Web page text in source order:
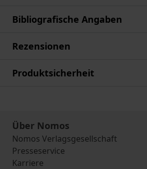
Bibliografische Angaben
Rezensionen
Produktsicherheit
Über Nomos
Nomos Verlagsgesellschaft
Presseservice
Karriere